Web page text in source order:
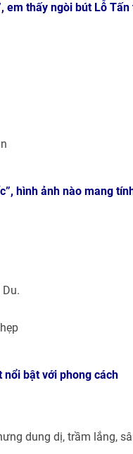
em thấy ngòi bút Lỗ
hình ảnh nào mang
nổi bật với phong cách
dung dị, trầm lắng,